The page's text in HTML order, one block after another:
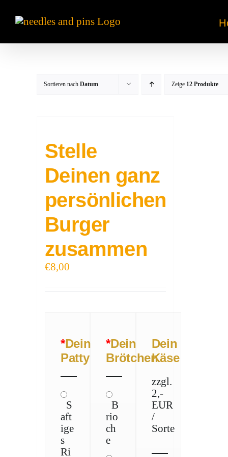
Inhalt
springen
Sortieren nach Datum Zeige 12 Produkte
Stelle
Deinen ganz
persönlichen
Burger
zusammen
€8,00
*Dein
Patty
S
aft
ige
s
Ri
*Dein
Brötchen
B
rio
ch
e
Dein
Käse
zzgl.
2,-
EUR
/
Sorte